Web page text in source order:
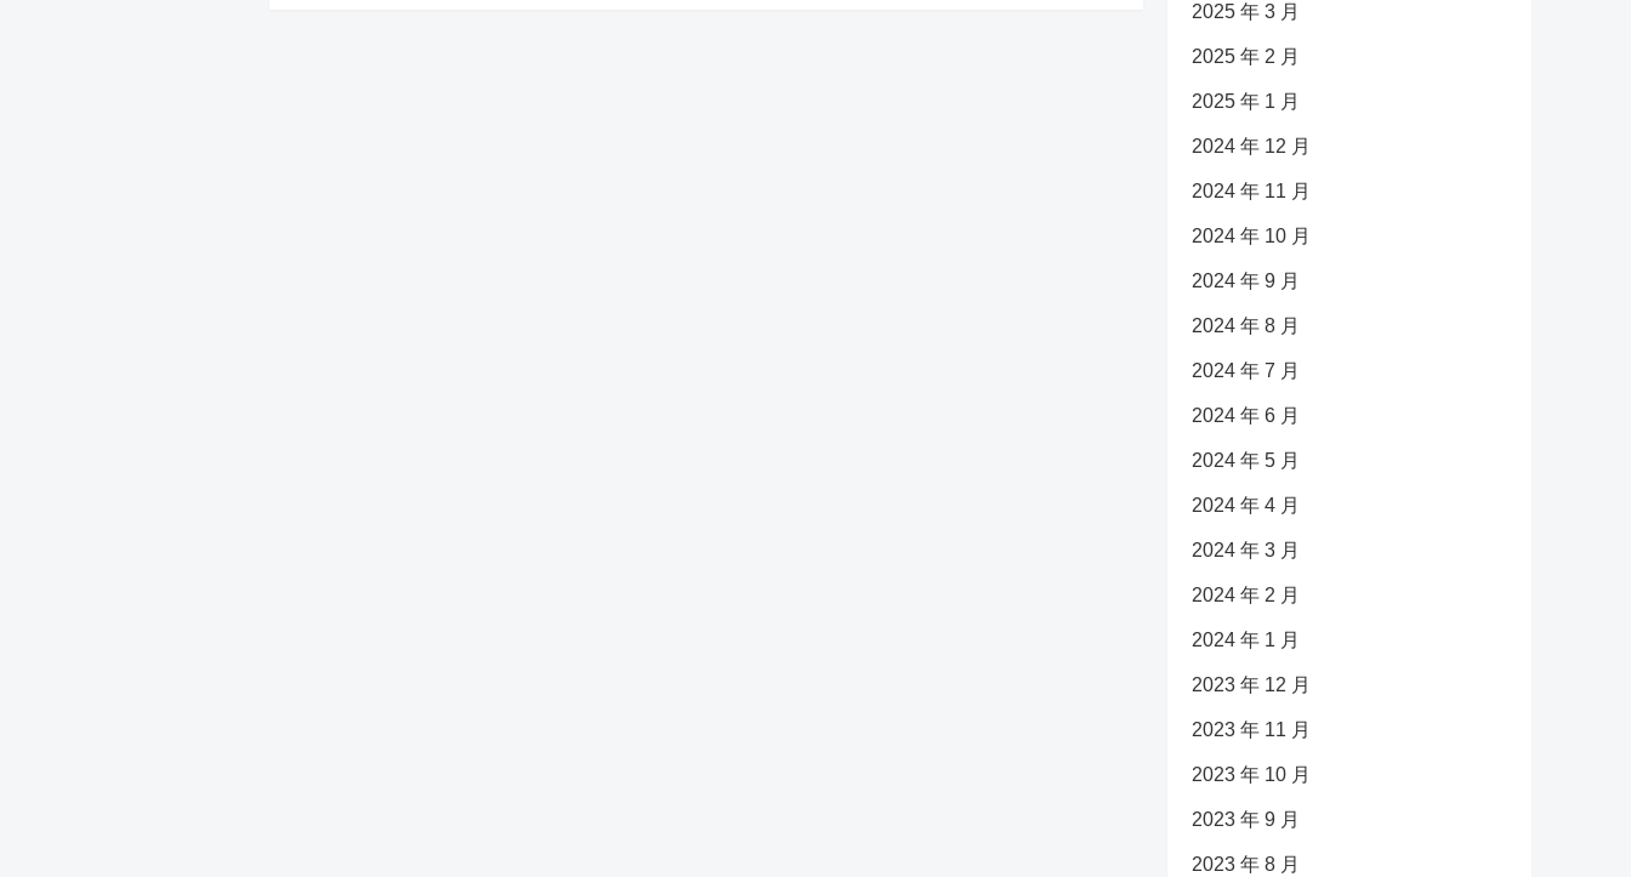
2025 年 3 月
2025 年 2 月
2025 年 1 月
2024 年 12 月
2024 年 11 月
2024 年 10 月
2024 年 9 月
2024 年 8 月
2024 年 7 月
2024 年 6 月
2024 年 5 月
2024 年 4 月
2024 年 3 月
2024 年 2 月
2024 年 1 月
2023 年 12 月
2023 年 11 月
2023 年 10 月
2023 年 9 月
2023 年 8 月